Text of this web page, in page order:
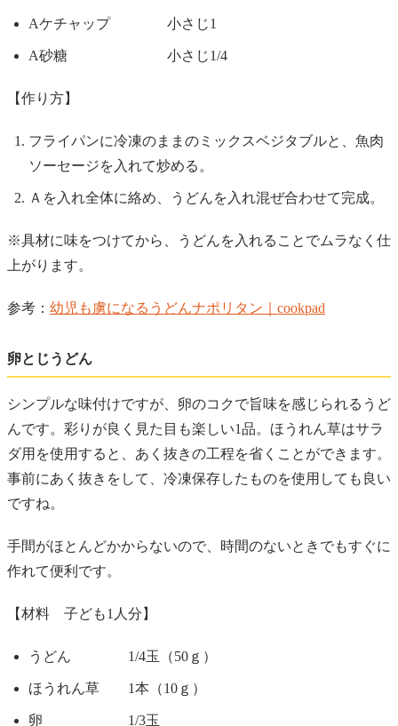
Aケチャップ 小さじ1
A砂糖 小さじ1/4
【作り方】
フライパンに冷凍のままのミックスベジタブルと、魚肉
ソーセージを入れて炒める。
Ａを入れ全体に絡め、うどんを入れ混ぜ合わせて完成。
※具材に味をつけてから、うどんを入れることでムラなく仕
上がります。
参考： 幼児も虜になるうどんナポリタン｜cookpad
卵とじうどん
シンプルな味付けですが、卵のコクで旨味を感じられるうど
んです。彩りが良く見た目も楽しい1品。ほうれん草はサラ
ダ用を使用すると、あく抜きの工程を省くことができます。
事前にあく抜きをして、冷凍保存したものを使用しても良い
ですね。
手間がほとんどかからないので、時間のないときでもすぐに
作れて便利です。
【材料 子ども1人分】
うどん 1/4玉（50ｇ）
ほうれん草 1本（10ｇ）
卵 1/3玉